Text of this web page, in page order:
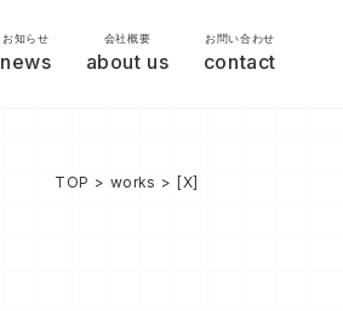
お知らせ
news
会社概要
about us
お問い合わせ
contact
TOP works [X]